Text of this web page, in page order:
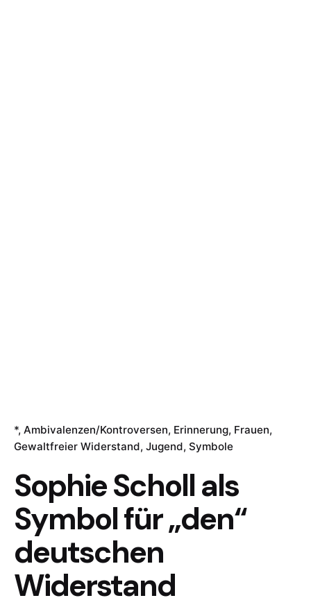
* Ambivalenzen/Kontroversen Erinnerung Frauen
Gewaltfreier Widerstand Jugend Symbole
Sophie Scholl als
Symbol für „den“
deutschen
Widerstand